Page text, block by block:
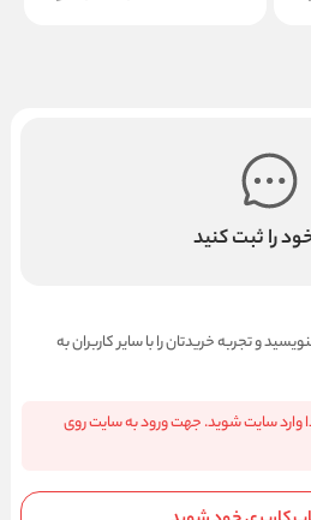
را ثبت کنید
و تجربه خریدتان را با سایر کاربران به
وارد سایت شوید. جهت ورود به سایت روی